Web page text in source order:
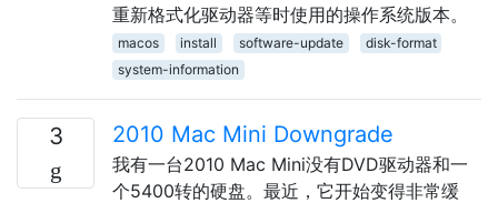
重新格式化驱动器等时使用的操作系统版本。
macos install software-update
disk-format
system-information
3 2010 Mac Mini Downgrade
我有一台2010 Mac Mini没有DVD驱动器和一
个5400转的硬盘。最近，它开始变得非常缓